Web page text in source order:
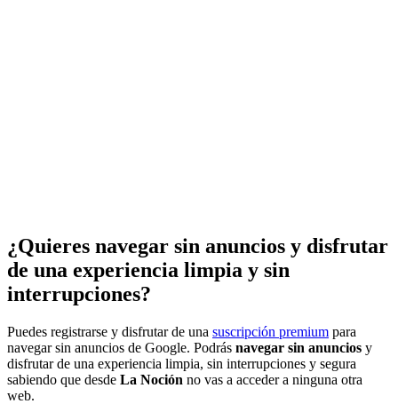
¿Quieres navegar sin anuncios y disfrutar
de una experiencia limpia y sin
interrupciones?
Puedes registrarse y disfrutar de una suscripción premium para
navegar sin anuncios de Google. Podrás navegar sin anuncios y
disfrutar de una experiencia limpia, sin interrupciones y segura
sabiendo que desde La Noción no vas a acceder a ninguna otra
web.